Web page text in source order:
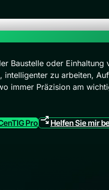
Baustelle oder
intelligenter zu arbeiten,
immer Präzision am
Pro Helfen Sie mir